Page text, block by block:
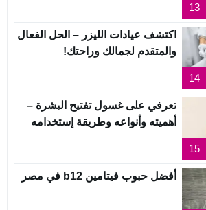
13
14
اكتشف عيادات الليزر – الحل الفعال
والمتقدم لجمالك وراحتك!
15
تعرفي على غسول تفتيح البشرة –
أهميته وأنواعه وطريقة إستخدامه
أفضل حبوب فيتامين b12 في مصر